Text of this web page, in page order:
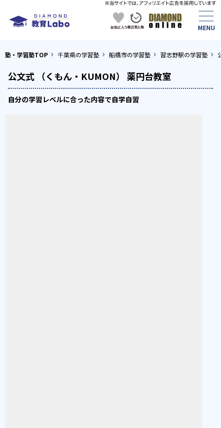
塾・学習塾TOP 千葉県の学習塾 船橋市の学習塾 習志野駅の学習塾
公文式 （くもん・KUMON） 薬円台教室
自分の学習レベルに合った内容で自学自習